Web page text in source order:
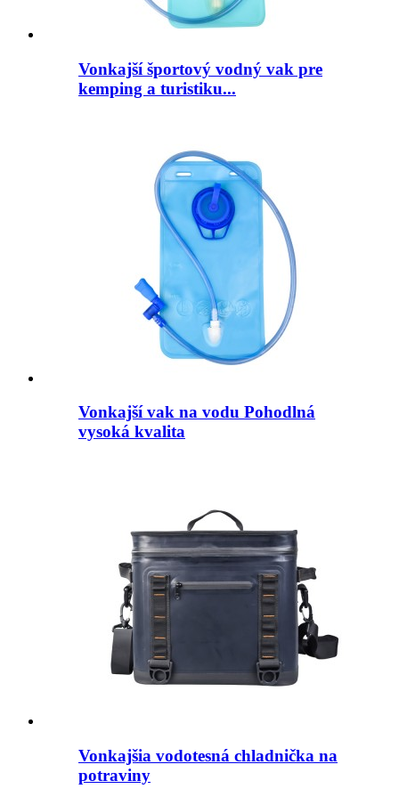
Vonkajší športový vodný vak pre
kemping a turistiku...
Vonkajší vak na vodu Pohodlná
vysoká kvalita
Vonkajšia vodotesná chladnička na
potraviny